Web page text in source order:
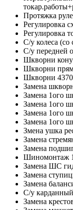
Протяжка
Регулировка
Регулировка
С/у колеса (со
С/у передней
Шкворни
Шкворни
Шкворни 4370
Замена
Замена 1ого
Замена 1ого
Замена 1ого
Замена 1ого
Змена ушка
Замена
Замена
Шиномонтаж
Замена ШС
Замена
Замена
С/у
Замена